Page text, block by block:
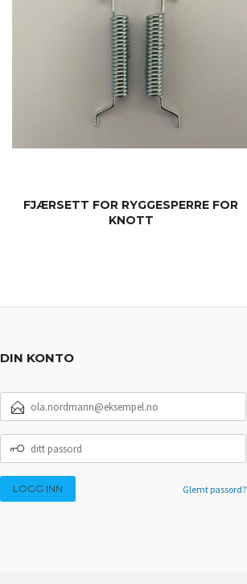
FJÆRSETT FOR RYGGESPERRE FOR
KNOTT
DIN KONTO
POSTADRESSE
PASSORD
Glemt passord?